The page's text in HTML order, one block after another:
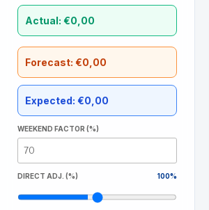
Actual: €0,00
Forecast: €0,00
Expected: €0,00
WEEKEND FACTOR (%)
DIRECT ADJ. (%) 100%